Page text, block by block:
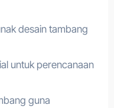
desain tambang
untuk perencanaan
guna